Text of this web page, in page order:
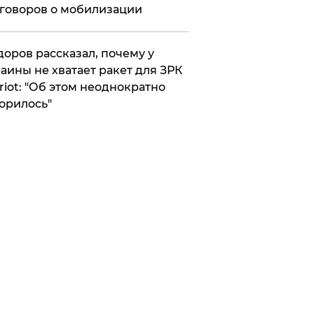
о мобилизации
рассказал, почему у
не хватает ракет для ЗРК
"Об этом неоднократно